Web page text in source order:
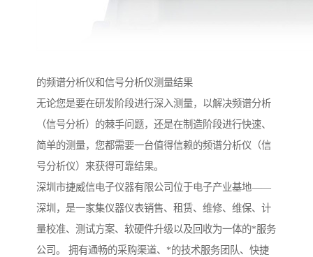
的频谱分析仪和信号分析仪测量结果
无论您是要在研发阶段进行深入测量，以解决频谱分析
（信号分析）的棘手问题，还是在制造阶段进行快速、
简单的测量，您都需要一台值得信赖的频谱分析仪（信
号分析仪）来获得可靠结果。
深圳市捷威信电子仪器有限公司位于电子产业基地——
深圳，是一家集仪器仪表销售、租赁、维修、维保、计
量校准、测试方案、软硬件升级以及回收为一体的*服务
公司。 拥有通畅的采购渠道、*的技术服务团队、快捷